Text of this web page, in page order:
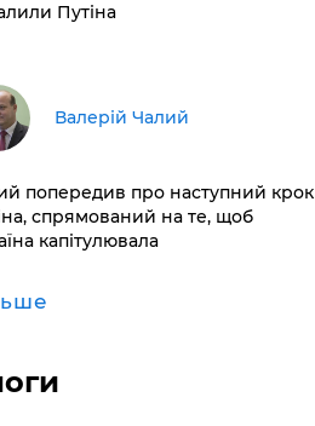
Путіна
Валерій Чалий
попередив про наступний крок
спрямований на те, щоб
капітулювала